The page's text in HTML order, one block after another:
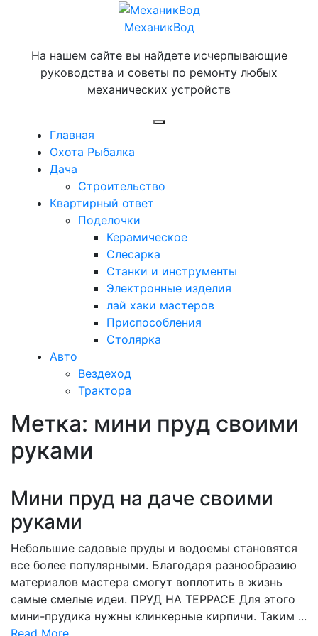
МеханикВод
На нашем сайте вы найдете исчерпывающие
руководства и советы по ремонту любых
механических устройств
Главная
Охота Рыбалка
Дача
Строительство
Квартирный ответ
Поделочки
Керамическое
Слесарка
Станки и инструменты
Электронные изделия
лай хаки мастеров
Приспособления
Столярка
Авто
Вездеход
Трактора
Закрыть
меню
Метка: мини пруд своими
руками
Мини пруд на даче своими
руками
Небольшие садовые пруды и водоемы становятся
все более популярными. Благодаря разнообразию
материалов мастера смогут воплотить в жизнь
самые смелые идеи. ПРУД НА ТЕРРАСЕ Для этого
мини-прудика нужны клинкерные кирпичи. Таким ...
Read MoreRead